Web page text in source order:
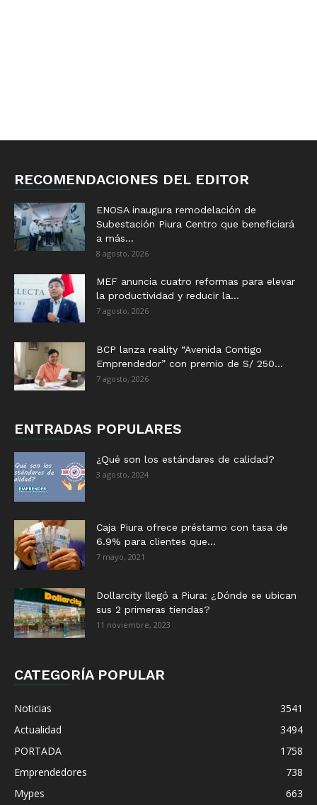
RECOMENDACIONES DEL EDITOR
ENOSA inaugura remodelación de
Subestación Piura Centro que beneficiará
a más...
8 agosto, 2026
MEF anuncia cuatro reformas para elevar
la productividad y reducir la...
7 agosto, 2026
BCP lanza reality “Avenida Contigo
Emprendedor” con premio de S/ 250...
7 agosto, 2026
ENTRADAS POPULARES
¿Qué son los estándares de calidad?
3 agosto, 2024
Caja Piura ofrece préstamo con tasa de
6.9% para clientes que...
7 mayo, 2021
Dollarcity llegó a Piura: ¿Dónde se ubican
sus 2 primeras tiendas?
11 noviembre, 2023
CATEGORÍA POPULAR
Noticias
3541
Actualidad
3494
PORTADA
1758
Emprendedores
738
Mypes
663